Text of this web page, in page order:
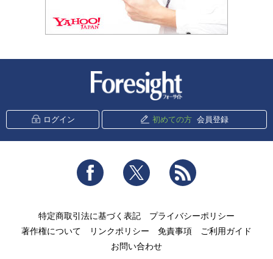
ログイン 初めての方 会員登録
Facebook Twitter
特定商取引法に基づく表記
プライバシーポリシー
著作権について
リンクポリシー 免責事項
ご利用ガイド
お問い合わせ